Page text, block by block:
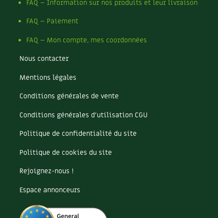
Soins et cosmétiques au naturel
Protéger la nature
Autonomie
Enfants
Archives
FAQ – Information sur nos produits et leur livraison
FAQ – Paiement
FAQ – Mon compte, mes coordonnées
Nous contacter
Mentions légales
Conditions générales de vente
Conditions générales d’utilisation CGU
Politique de confidentialité du site
Politique de cookies du site
Rejoignez-nous !
Espace annonceurs